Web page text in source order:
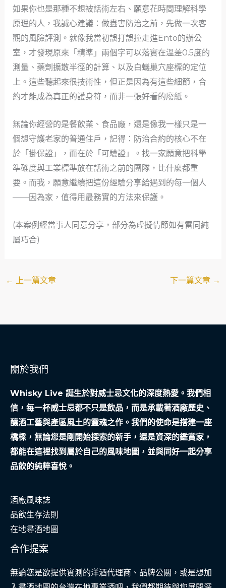
如果你也是那種不想被話術左右、願意花時間理解科學
原理的人，我誠心建議：做蟲害防治之前，先做一次客
觀的風險評測。就像我當初誤打誤撞走進Ento的辦公
室，才發現原來「精準」兩個字可以落實在溫差0.5度的
測量、藥劑擴散半徑的計算、以及白蟻巢穴座標的定位
上。這些聽起來很技術性，但正是因為有這些細節，合
約才能成為真正的護身符，而非一張好看的廢紙。
無論你經營的是餐飲業、食品廠，還是像我一樣只是一
個想守護老家的普通住戶，記得：防治合約的核心不在
於「掛保證」，而在於「可驗證」。找一家願意把科學
準確度與工業標準放在話術之前的團隊，比什麼都重
要。而我，願意繼續把這份經驗分享給遇到的每一個人
——因為家，值得用最務實的方法來保護。
(本案例經當事人同意分享，部分為虛擬情節如有雷同純
屬巧合)
← 上一篇文章 下一篇文章 →
關於我們
Whisky Live 誕生於對威士忌文化的深度熱愛。我們相
信，每一杯威士忌都不只是飲品，而是承載著酒廠歷史、
釀酒工藝與產區風土的靈魂之作。我們的使命是搭建一座
橋樑，無論您是剛開始探索的新手，還是資深的鑑賞家，
都能在這裡找到屬於自己的風味地圖，並與同好一起分享
品飲的純粹喜悅。
酒廠風味誌
品飲生存法則
在地尋酒地圖
合作提案
無論您是欲提供實測的洋酒代理商、品牌公關，或是想加